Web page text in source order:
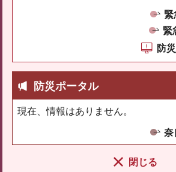
緊
緊
防
防災ポータル
現在、情報はありません。
奈
閉じる